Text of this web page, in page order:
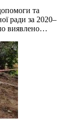
тa
paди зa 2020–
виявлено…